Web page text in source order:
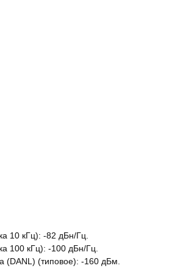
10 кГц): -82 дБн/Гц.
100 кГц): -100 дБн/Гц.
(DANL) (типовое): -160 дБм.